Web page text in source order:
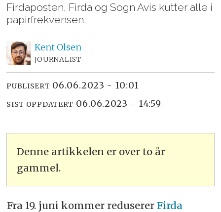
Firdaposten, Firda og Sogn Avis kutter alle i
papirfrekvensen.
Kent Olsen
JOURNALIST
PUBLISERT 06.06.2023 - 10:01
SIST OPPDATERT 06.06.2023 - 14:59
Denne artikkelen er over to år
gammel.
Fra 19. juni kommer reduserer Firda